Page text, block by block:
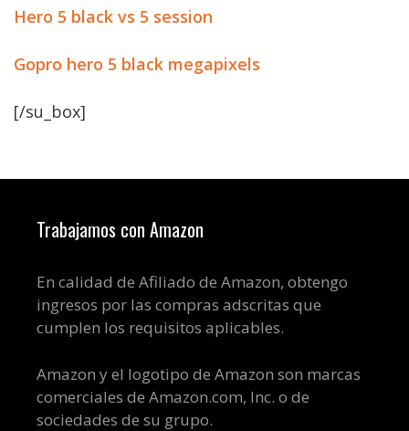
Hero 5 black vs 5 session
Gopro hero 5 black megapixels
[/su_box]
Trabajamos con Amazon
En calidad de Afiliado de Amazon, obtengo
ingresos por las compras adscritas que
cumplen los requisitos aplicables.
Amazon y el logotipo de Amazon son marcas
comerciales de Amazon.com, Inc. o de
sociedades de su grupo.